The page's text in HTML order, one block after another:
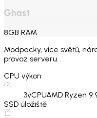
Ghast
8GB RAM
Modpacky, více světů,
provoz serveru.
CPU výkon
3vCPUAMD Ryzen 9
SSD úložiště